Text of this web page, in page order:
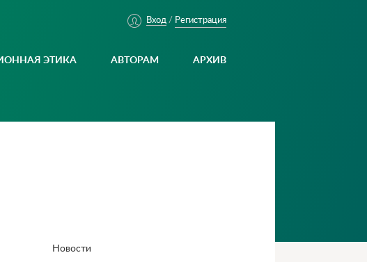
Вход / Регистрация
ЭТИКА АВТОРАМ АРХИВ
Новости